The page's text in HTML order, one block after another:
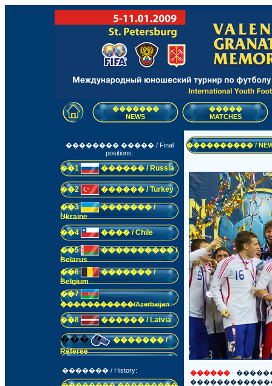
�������
NEWS
�����
MATCHES
�������� ����� / Final
positions:
��1 ������ / Russia
��2 ������ / Turkey
��3
������� /
Ukraine
��4
���� / Chile
��5
���������� /
Belarus
��6
������� /
Belgium
��7
�����������/Azerbaijan
��8 ������ / Latvia
���
������� /
Referee
������� / History:
���������� /
������ -